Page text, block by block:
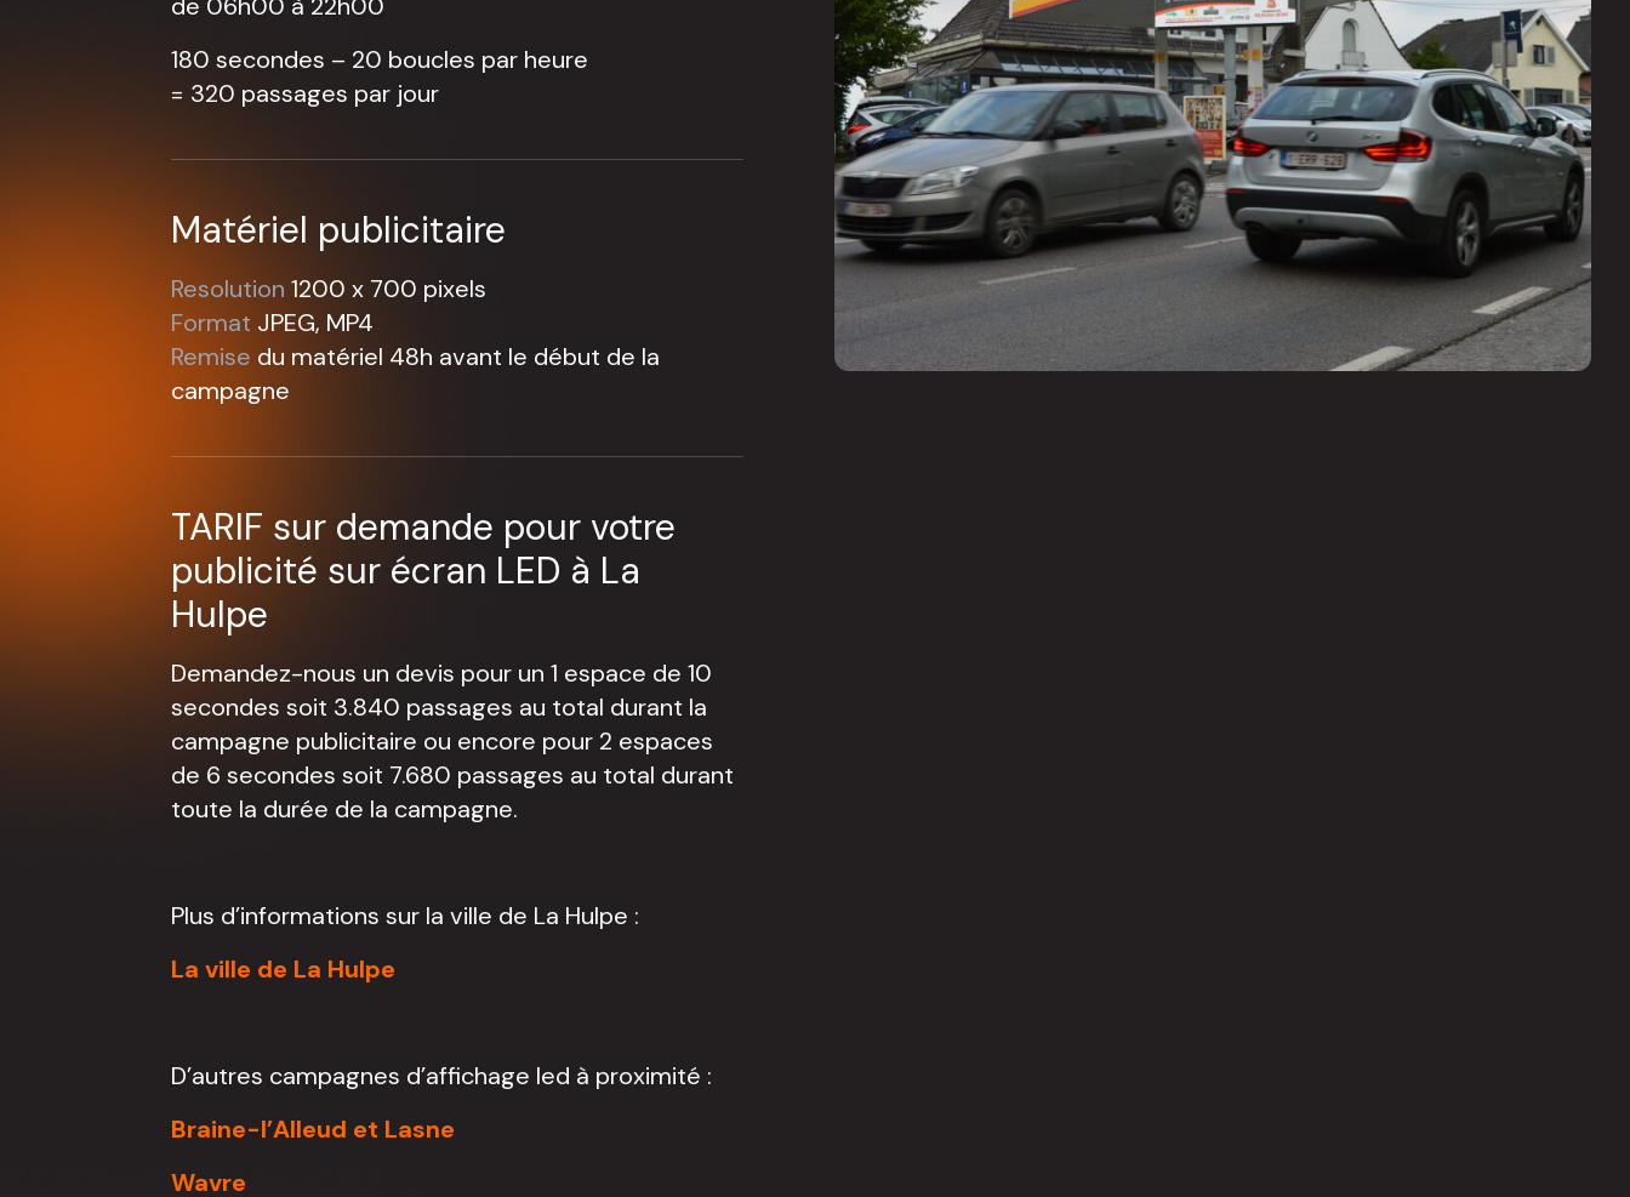
180 secondes – 20 boucles par heure
= 320 passages par jour
Matériel publicitaire
Resolution 1200 x 700 pixels
Format JPEG, MP4
Remise du matériel 48h avant le début de la
campagne
TARIF sur demande pour votre
publicité sur écran LED à La
Hulpe
Demandez-nous un devis pour un 1 espace de 10
secondes soit 3.840 passages au total durant la
campagne publicitaire ou encore pour 2 espaces
de 6 secondes soit 7.680 passages au total durant
toute la durée de la campagne.
Plus d’informations sur la ville de La Hulpe :
La ville de La Hulpe
D’autres campagnes d’affichage led à proximité :
Braine-l’Alleud et Lasne
Wavre